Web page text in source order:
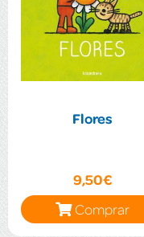
Flores
9,50€
Comprar